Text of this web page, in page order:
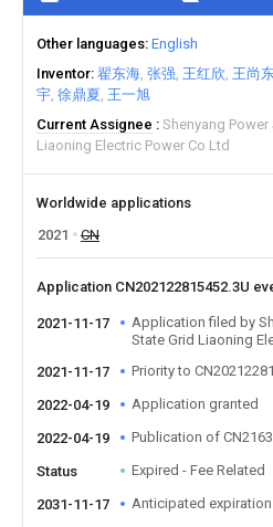
Other languages English
Inventor 翟东海 张强 王红欣 王尚
宇 徐鼎夏 王一旭
Current Assignee
Shenyang
Liaoning Electric Power Co Ltd
Worldwide applications
2021
CN
Application CN202122815452.3U
2021-11-17
Application filed by
State Grid Liaoning
2021-11-17
Priority to
2022-04-19 Application granted
2022-04-19 Publication of
Status Expired - Fee Related
2031-11-17 Anticipated expiration